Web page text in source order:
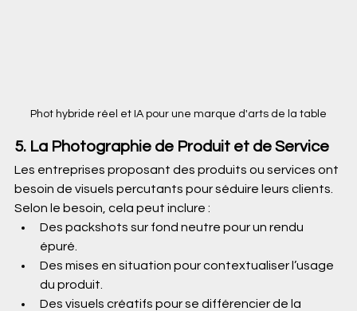
Phot hybride réel et IA pour une marque d'arts de la table
5. La Photographie de Produit et de Service
Les entreprises proposant des produits ou services ont
besoin de visuels percutants pour séduire leurs clients.
Selon le besoin, cela peut inclure :
Des packshots sur fond neutre pour un rendu
épuré.
Des mises en situation pour contextualiser l’usage
du produit.
Des visuels créatifs pour se différencier de la